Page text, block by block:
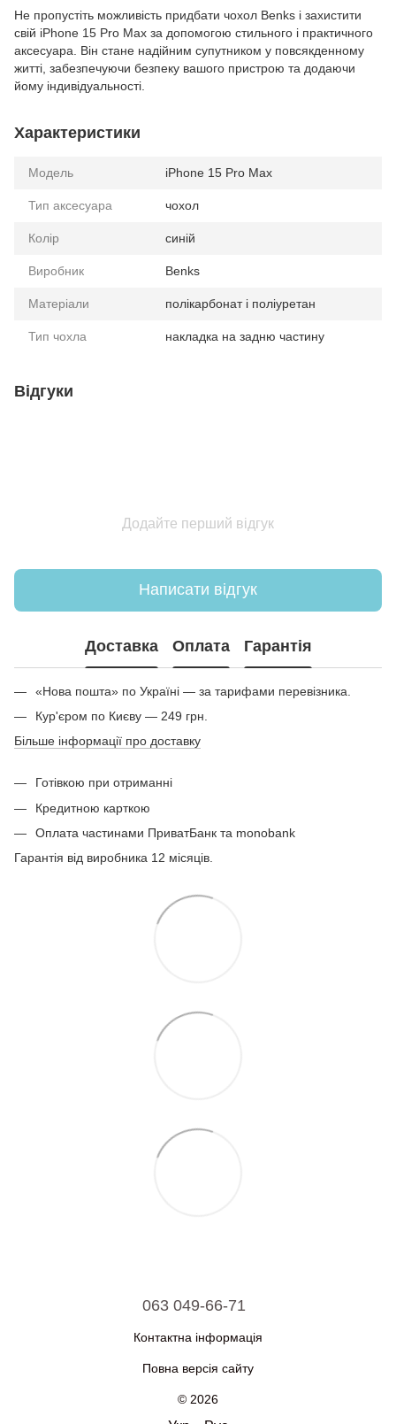
Не пропустіть можливість придбати чохол Benks і захистити
свій iPhone 15 Pro Max за допомогою стильного і практичного
аксесуара. Він стане надійним супутником у повсякденному
житті, забезпечуючи безпеку вашого пристрою та додаючи
йому індивідуальності.
Характеристики
Модель iPhone 15 Pro Max
Тип аксесуара чохол
Колір синій
Виробник Benks
Матеріали полікарбонат і поліуретан
Тип чохла накладка на задню частину
Відгуки
Додайте перший відгук
Написати відгук
Доставка Оплата Гарантія
«Нова пошта» по Україні — за тарифами перевізника.
Кур'єром по Києву — 249 грн.
Більше інформації про доставку
Готівкою при отриманні
Кредитною карткою
Оплата частинами ПриватБанк та monobank
Гарантія від виробника 12 місяців.
063 049-66-71
Контактна інформація
Повна версія сайту
© 2026